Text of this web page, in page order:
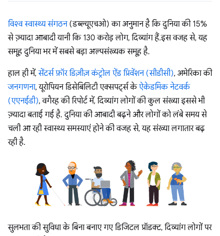
विश्व स्वास्थ्य संगठन(डब्ल्यूएचओ) का अनुमान है कि दुनिया की 15%
से ज़्यादा आबादी यानी कि 130 करोड़ लोग, दिव्यांग हैं.इस वजह से, यह
समूह दुनिया भर में सबसे बड़ा अल्पसंख्यक समूह है.
हाल ही में,सेंटर्स फ़ॉर डिज़ीज़ कंट्रोल ऐंड प्रिवेंशन (सीडीसी), अमेरिका की
जनगणना, यूरोपियन डिसेबिलिटी एक्सपर्ट्स केऐकेडमिक नेटवर्क
(एएनईडी), वगैरह की रिपोर्ट में, दिव्यांग लोगों की कुल संख्या इससे भी
ज़्यादा बताई गई है. दुनिया की आबादी बढ़ने और लोगों को लंबे समय से
चली आ रही स्वास्थ्य समस्याएं होने की वजह से, यह संख्या लगातार बढ़
रही है.
सुलभता की सुविधा के बिना बनाए गए डिजिटल प्रॉडक्ट, दिव्यांग लोगों पर